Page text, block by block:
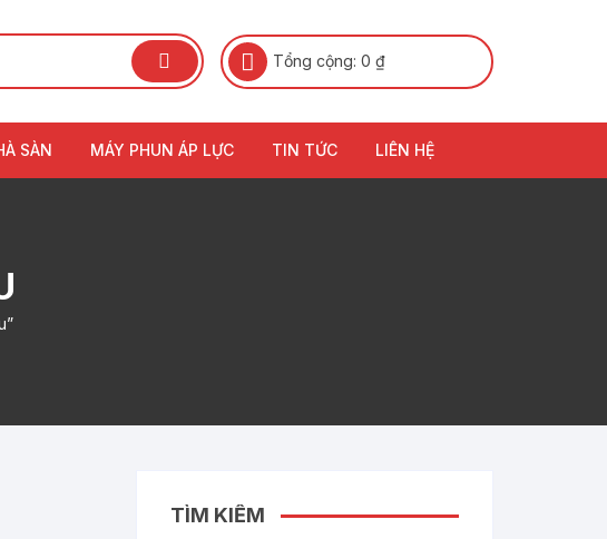
Tổng cộng: 0 ₫
SÀN MÁY PHUN ÁP LỰC TIN TỨC LIÊN HỆ
TÌM KIẾM